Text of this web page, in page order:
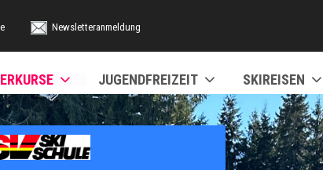
Newsletteranmeldung
JUGENDFREIZEIT SKIREISEN